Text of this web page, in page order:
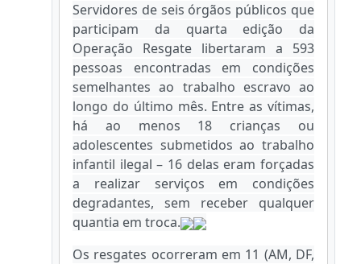
Servidores de seis órgãos públicos que
participam da quarta edição da
Operação Resgate libertaram a 593
pessoas encontradas em condições
semelhantes ao trabalho escravo ao
longo do último mês. Entre as vítimas,
há ao menos 18 crianças ou
adolescentes submetidos ao trabalho
infantil ilegal – 16 delas eram forçadas
a realizar serviços em condições
degradantes, sem receber qualquer
quantia em troca.
Os resgates ocorreram em 11 (AM, DF,